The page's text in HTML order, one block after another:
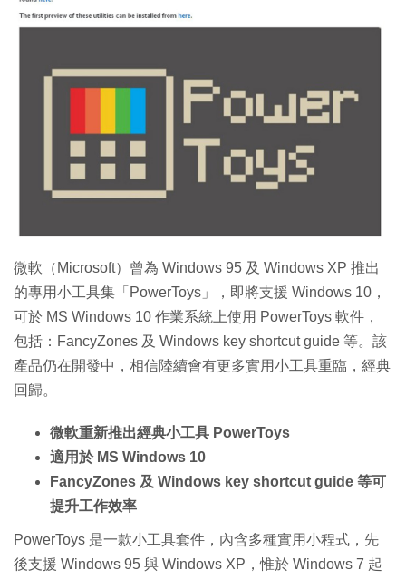
生成式AI與雲端應用
微軟（Microsoft）曾為 Windows 95 及 Windows XP 推出
的專用小工具集「PowerToys」，即將支援 Windows 10，
可於 MS Windows 10 作業系統上使用 PowerToys 軟件，
包括：FancyZones 及 Windows key shortcut guide 等。該
產品仍在開發中，相信陸續會有更多實用小工具重臨，經典
回歸。
微軟重新推出經典小工具 PowerToys
適用於 MS Windows 10
FancyZones 及 Windows key shortcut guide 等可
提升工作效率
PowerToys 是一款小工具套件，內含多種實用小程式，先
後支援 Windows 95 與 Windows XP，惟於 Windows 7 起